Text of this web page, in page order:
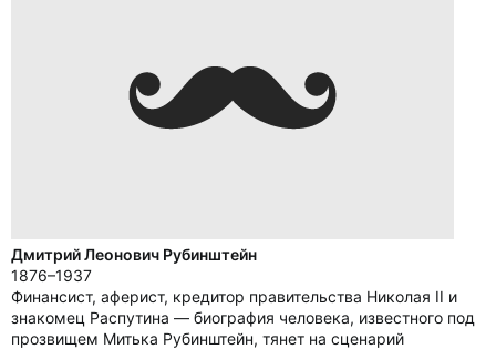
Дмитрий Леонович Рубинштейн
1876–1937
Финансист, аферист, кредитор правительства Николая II и
знакомец Распутина — биография человека, известного под
прозвищем Митька Рубинштейн, тянет на сценарий